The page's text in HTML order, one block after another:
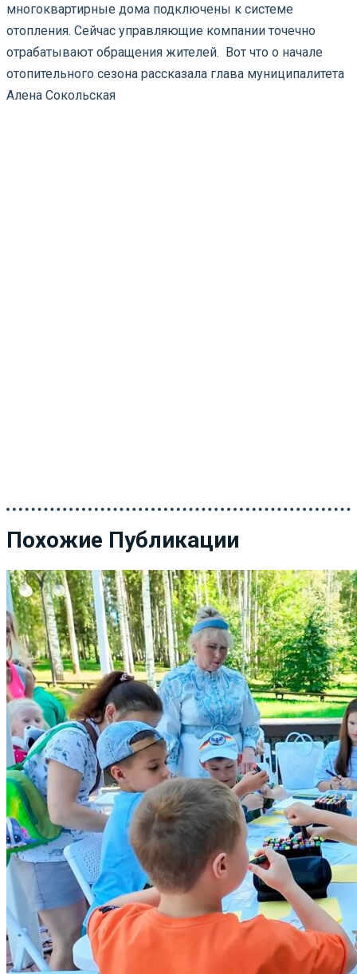
многоквартирные дома подключены к системе
отопления. Сейчас управляющие компании точечно
отрабатывают обращения жителей. Вот что о начале
отопительного сезона рассказала глава муниципалитета
Алена Сокольская
Похожие Публикации